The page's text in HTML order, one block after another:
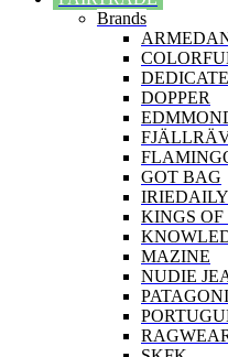
Brands
DOPPER
GOT BAG
IRIEDAILY
KINGS
MAZINE
NUDIE